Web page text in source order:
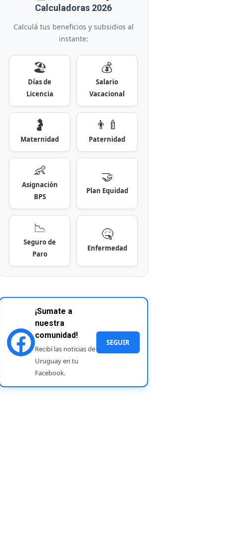
Calculadoras 2026
Calculá tus beneficios y subsidios al
instante:
🏖️
Días de
Licencia
💰
Salario
Vacacional
🤰
Maternidad
👨‍🍼
Paternidad
👶
Asignación
BPS
🤝
Plan Equidad
📉
Seguro de
Paro
🤒
Enfermedad
¡Sumate a
nuestra
comunidad!
Recibí las noticias de
Uruguay en tu
Facebook.
SEGUIR